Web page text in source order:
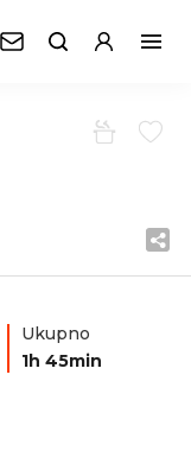
Ukupno
1h 45min